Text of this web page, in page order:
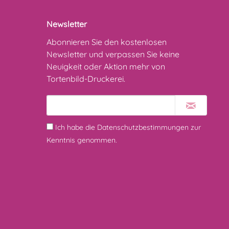
Newsletter
Abonnieren Sie den kostenlosen
Newsletter und verpassen Sie keine
Neuigkeit oder Aktion mehr von
Tortenbild-Druckerei.
Ich habe die Datenschutzbestimmungen zur
Kenntnis genommen.